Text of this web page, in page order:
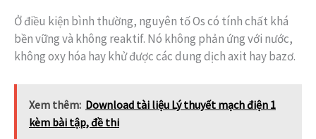
Ở điều kiện bình thường, nguyên tố Os có tính chất khá
bền vững và không reaktif. Nó không phản ứng với nước,
không oxy hóa hay khử được các dung dịch axit hay bazơ.
Xem thêm: Download tài liệu Lý thuyết mạch điện 1
kèm bài tập, đề thi